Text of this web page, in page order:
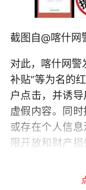
截图自@喀什网
对此，喀什网警
补贴”等为名的
户点击，并诱
虚假内容。同
或存在个人信
限开放和财产
及时止损，可
及时申请停止